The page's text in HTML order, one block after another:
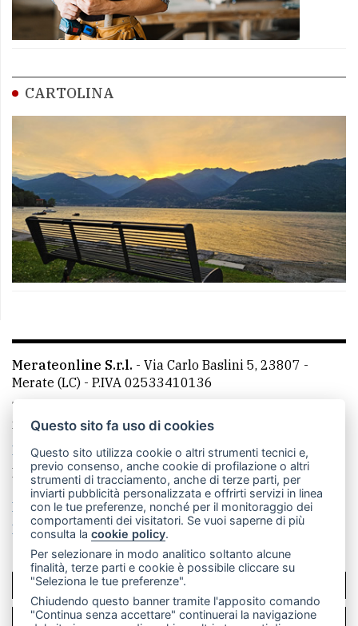
CARTOLINA
Merateonline S.r.l. - Via Carlo Baslini 5, 23807 -
Merate (LC) - P.IVA 02533410136
Telefono:
mail: redazione@leccoonline.com
La redazione
MerateOnline CasateOnline
RSS
Made by VIP
Privacy policy
Cookie policy
Rivedi le tue scelte sui cookie
SCRIVICI
PER LA TUA PUBBLICITÀ
Questo sito fa uso di cookies
Questo sito utilizza cookie o altri strumenti tecnici e,
previo consenso, anche cookie di profilazione o altri
strumenti di tracciamento, anche di terze parti, per
inviarti pubblicità personalizzata e offrirti servizi in linea
con le tue preferenze, nonché per il monitoraggio dei
comportamenti dei visitatori. Se vuoi saperne di più
consulta lacookie policy.
Per selezionare in modo analitico soltanto alcune
finalità, terze parti e cookie è possibile cliccare su
"Seleziona le tue preferenze".
Chiudendo questo banner tramite l'apposito comando
"Continua senza accettare" continuerai la navigazione